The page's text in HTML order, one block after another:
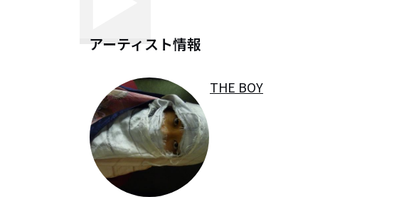
アーティスト情報
THE BOY